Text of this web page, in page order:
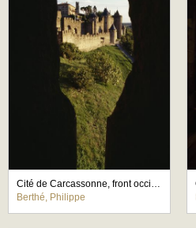
Cité de Carcassonne, front occidental
Berthé, Philippe